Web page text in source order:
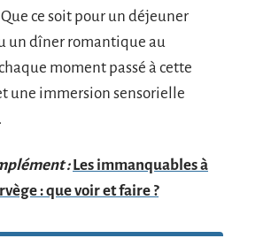
Que ce soit pour un déjeuner
un dîner romantique au
moment passé à cette
une immersion sensorielle
: Les immanquables à
: que voir et faire ?